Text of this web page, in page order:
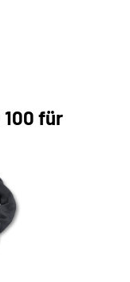
100 für